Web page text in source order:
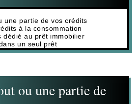
une partie de vos crédits
à la consommation
dédié au prêt immobilier
un seul prêt
ou une partie de